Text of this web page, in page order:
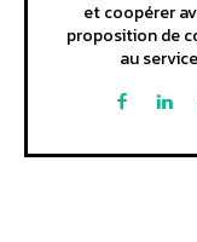
et coopérer
proposition de
au